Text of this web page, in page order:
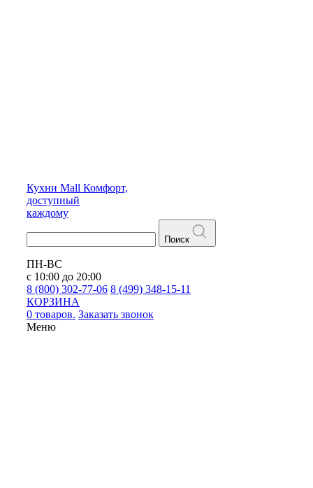
Кухни Mall Комфорт,
доступный
каждому
Поиск
ПН-ВС
с 10:00 до 20:00
8 (800) 302-77-06 8 (499) 348-15-11
КОРЗИНА
0 товаров. Заказать звонок
Меню